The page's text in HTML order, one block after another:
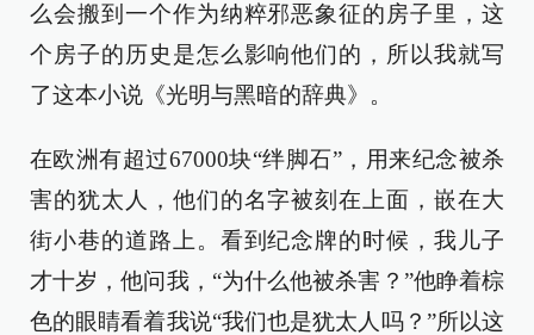
么会搬到一个作为纳粹邪恶象征的房子里，这
个房子的历史是怎么影响他们的，所以我就写
了这本小说《光明与黑暗的辞典》。
在欧洲有超过67000块“绊脚石”，用来纪念被杀
害的犹太人，他们的名字被刻在上面，嵌在大
街小巷的道路上。看到纪念牌的时候，我儿子
才十岁，他问我，“为什么他被杀害？”他睁着棕
色的眼睛看着我说“我们也是犹太人吗？”所以这